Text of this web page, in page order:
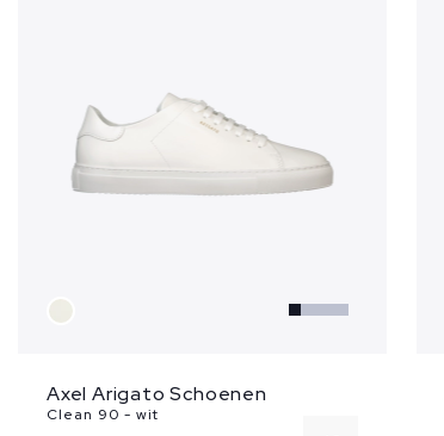
...
Axel Arigato Schoenen
Clean 90 - wit